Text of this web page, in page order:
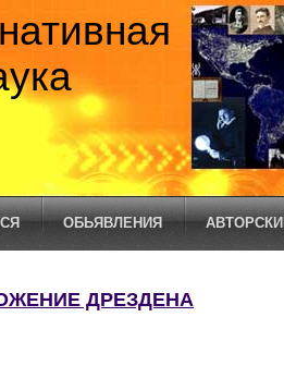
ОБЬЯВЛЕНИЯ
ДРЕЗДЕНА